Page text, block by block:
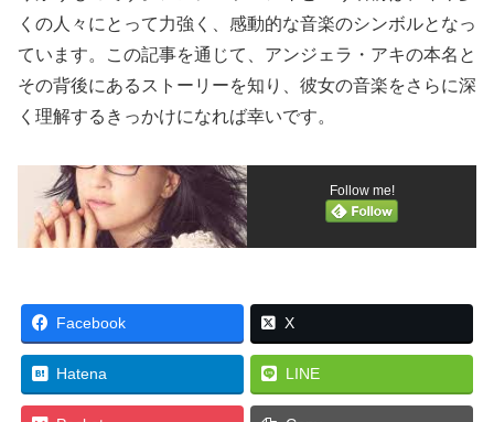
くの人々にとって力強く、感動的な音楽のシンボルとなっ
ています。この記事を通じて、アンジェラ・アキの本名と
その背後にあるストーリーを知り、彼女の音楽をさらに深
く理解するきっかけになれば幸いです。
Follow me!
Facebook X
Hatena LINE